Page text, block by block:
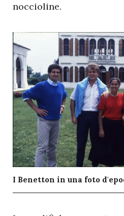
noccioline.
I Benetton in una foto